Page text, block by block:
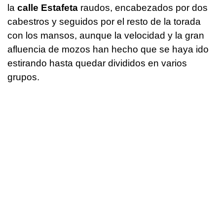
la calle Estafeta raudos, encabezados por dos
cabestros y seguidos por el resto de la torada
con los mansos, aunque la velocidad y la gran
afluencia de mozos han hecho que se haya ido
estirando hasta quedar divididos en varios
grupos.